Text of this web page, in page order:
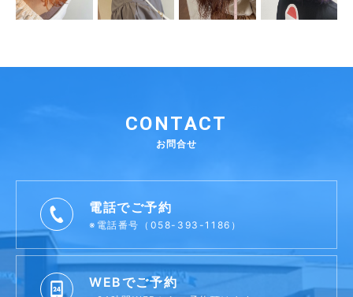
CONTACT
お問合せ
電話でご予約
※電話番号（058-393-1186）
WEBでご予約